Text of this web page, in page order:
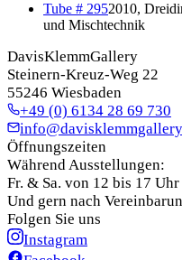
Tube # 2952010,
und Mischtechnik
DavisKlemmGallery
Steinern-Kreuz-Weg 22
55246 Wiesbaden
+49 (0) 6134 28 69 730
Öffnungszeiten
Während Ausstellungen:
Fr. & Sa. von 12 bis 17 Uhr
Und gern nach
Folgen Sie uns
Instagram